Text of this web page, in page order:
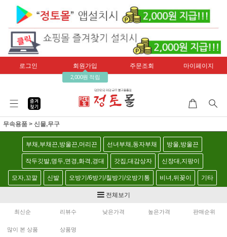
로그인 회원가입
2,000원 적립
주문조회 마이페이지
무속용품 > 신물,무구
부채,부채끈,방울끈,머리끈 선녀부채,동자부채 방울,방울끈
작두깃발,명두,면경,화격,경대 갓집,대감상자 신장대,지팡이
모자,꼬깔 신발 오방기/6방기/칠방기/오방기통 비녀,뒤꽂이 기타
전체보기
최신순 리뷰수 낮은가격 높은가격 판매순위
많이 본 상품 상품명